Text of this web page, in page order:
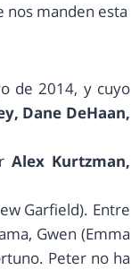
nos manden esta
de 2014, y cuyo
Dane DeHaan,
Alex Kurtzman,
Garfield). Entre
Gwen (Emma
Peter no ha